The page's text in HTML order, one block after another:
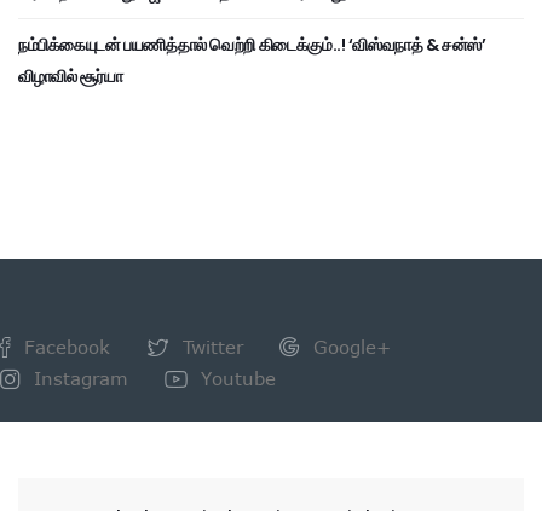
நம்பிக்கையுடன் பயணித்தால் வெற்றி கிடைக்கும்..! ‘விஸ்வநாத் & சன்ஸ்’
விழாவில் சூர்யா
Facebook Twitter
Google+
Instagram
Youtube